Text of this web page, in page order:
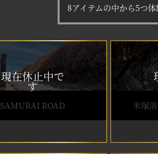
8アイテムの中から5つ
SAMURAI ROAD 米塚